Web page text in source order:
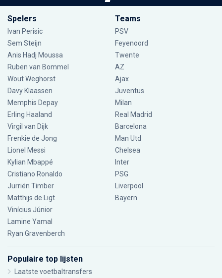
Spelers
Ivan Perisic
Sem Steijn
Anis Hadj Moussa
Ruben van Bommel
Wout Weghorst
Davy Klaassen
Memphis Depay
Erling Haaland
Virgil van Dijk
Frenkie de Jong
Lionel Messi
Kylian Mbappé
Cristiano Ronaldo
Jurriën Timber
Matthijs de Ligt
Vinícius Júnior
Lamine Yamal
Ryan Gravenberch
Teams
PSV
Feyenoord
Twente
AZ
Ajax
Juventus
Milan
Real Madrid
Barcelona
Man Utd
Chelsea
Inter
PSG
Liverpool
Bayern
Populaire top lijsten
Laatste voetbaltransfers